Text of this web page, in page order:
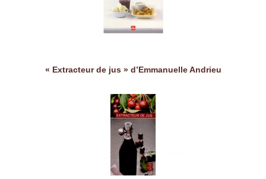
« Extracteur de jus » d’Emmanuelle Andrieu